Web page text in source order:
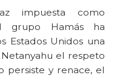
impuesta como
grupo Hamás ha
Estados Unidos una
el respeto
persiste y renace, el